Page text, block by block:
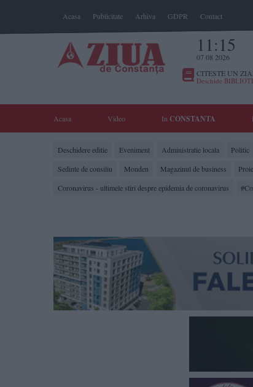
Acasa Publicitate Arhiva GDPR Contact
11:15
07 08 2026
CITESTE UN
Deschide
Acasa Video In CONSTANTA
Deschidere editie Eveniment Administratie locala Politic
Sedinte de consiliu
Monden Magazinul de business
Coronavirus - ultimele stiri despre epidemia de coronavirus